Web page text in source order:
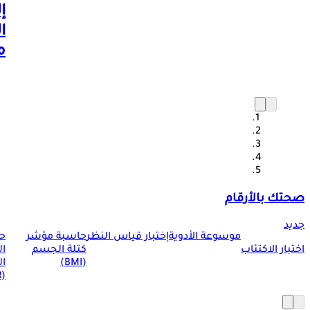
صحتك بالأرقام
جديد
اختبار الاكتئاب
موسوعة الأدويةإختبار قياس النظرحاسبة مؤشر
كتلة الجسم
(BMI)
(BMR)